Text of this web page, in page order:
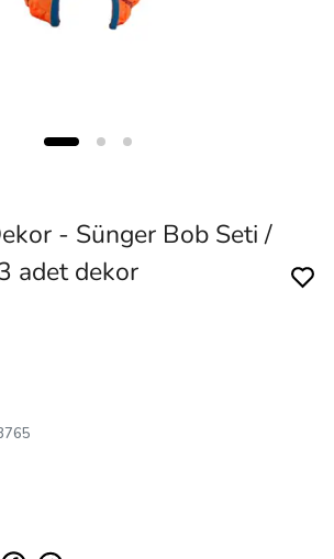
- Sünger Bob Seti /
adet dekor